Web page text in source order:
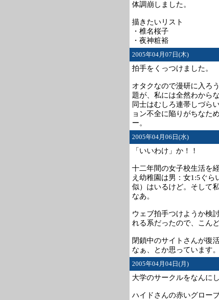
体調崩しました。
描きたいリスト
・椎名桜子
・夜神粧裕
2005年04月07日(木)
拍手をくっつけました。
オタクなので漫研に入ろ
題が、私には全然わから
同士はむしろ連帯しづら
ョン不全に陥りがちなた
ー。
2005年04月06日(水)
「いいわけ」か！！
十二年間の女子校生活を
え幼稚園は男：女1:5ぐ
似）はいるけど。そして
なあ。
ウェブ拍手つけようか検
れる系だったので、こん
閉鎖中のサイトさんが復
なぁ、とか思っています
2005年04月04日(月)
大学のサークルをなんに
ハイドさんの赤いグロー